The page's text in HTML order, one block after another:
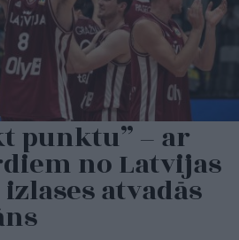
punktu” – ar
no Latvijas
atvadās